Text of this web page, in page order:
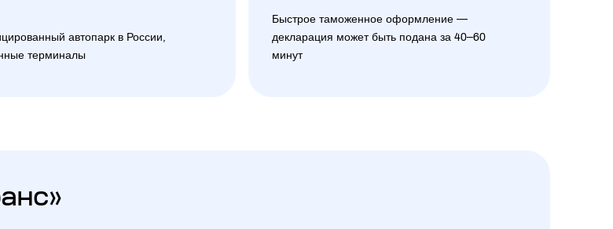
автопарк в России,
терминалы
Быстрое таможенное оформление —
декларация может быть подана за 40–60
минут